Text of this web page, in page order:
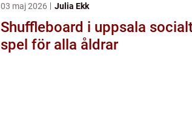
03 maj 2026 Julia Ekk
Shuffleboard i uppsala socialt
spel för alla åldrar